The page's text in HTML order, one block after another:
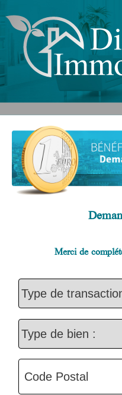
Merci de